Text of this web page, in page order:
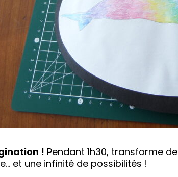
! Pendant 1h30, transforme
et une infinité de possibilités !